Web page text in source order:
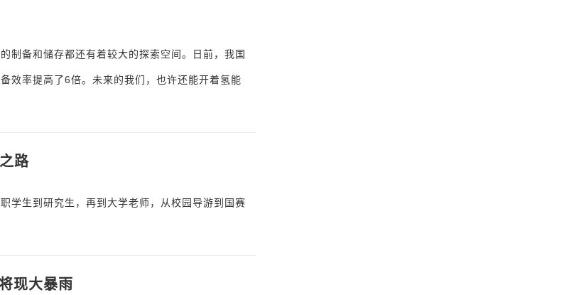
制备和储存都还有着较大的探索空间。日前，我国
效率提高了6倍。未来的我们，也许还能开着氢能
路
生到研究生，再到大学老师，从校园导游到国赛
现大暴雨